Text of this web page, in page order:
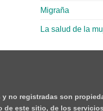
Migraña
La salud de la
y no registradas son
de este sitio, de los